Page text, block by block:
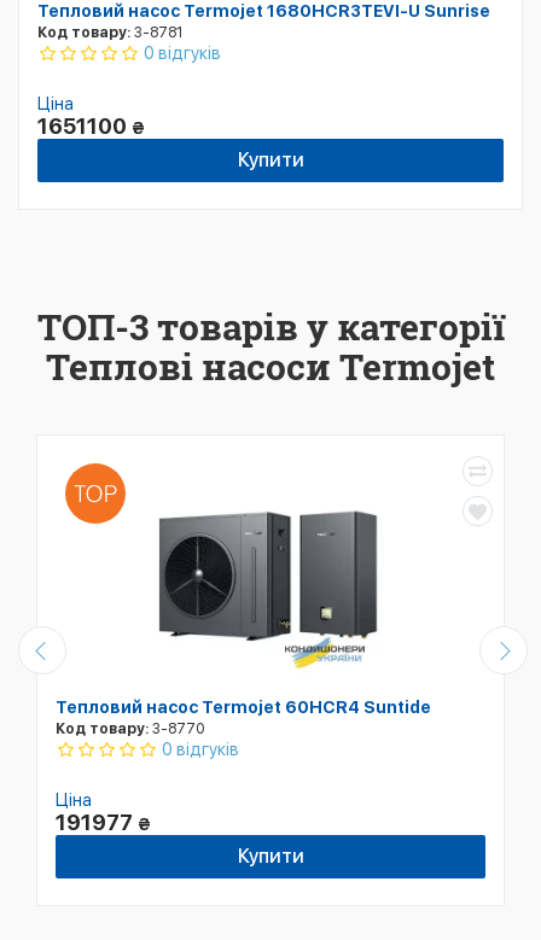
Тепловий насос Termojet 1680HCR3TEVI-U Sunrise
Код товару: 3-8781
0 відгуків
Ціна
1651100 ₴
Купити
ТОП-3 товарів у категорії
Теплові насоси Termojet
Тепловий насос Termojet 60HCR4 Suntide
Код товару: 3-8770
0 відгуків
Ціна
191977 ₴
Купити